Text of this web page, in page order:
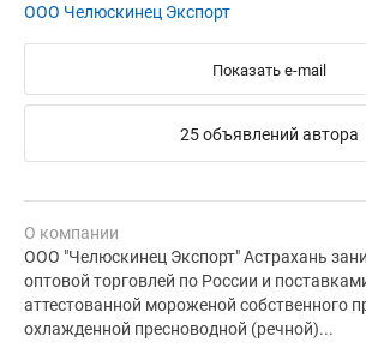
ООО Челюскинец Экспорт
Показать e-mail
25 объявлений автора
О компании
ООО "Челюскинец Экспорт" Астрахань
оптовой торговлей по России и
аттестованной мороженой собственного
охлажденной пресноводной (речной)...